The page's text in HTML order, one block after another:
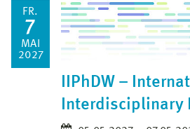
FR.
7
MAI
2027
IIPhDW –
Interdisciplinary